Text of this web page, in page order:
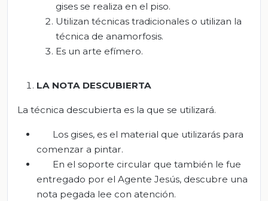
gises se realiza en el piso.
Utilizan técnicas tradicionales o utilizan la
técnica de anamorfosis.
Es un arte efímero.
LA NOTA DESCUBIERTA
La técnica descubierta es la que se utilizará.
Los gises, es el material que utilizarás para
comenzar a pintar.
En el soporte circular que también le fue
entregado por el Agente Jesús, descubre una
nota pegada lee con atención.